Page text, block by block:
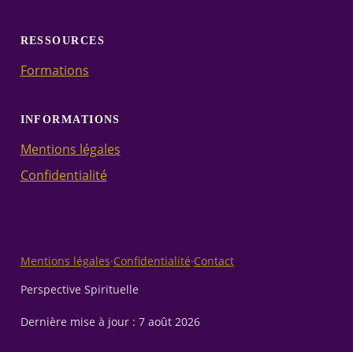
RESSOURCES
Formations
INFORMATIONS
Mentions légales
Confidentialité
Mentions légales·Confidentialité·Contact
Perspective Spirituelle
Dernière mise à jour : 7 août 2026